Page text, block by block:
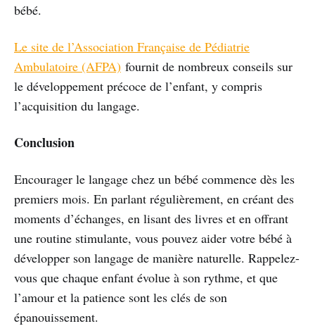
bébé.
Le site de l’Association Française de Pédiatrie
Ambulatoire (AFPA) fournit de nombreux conseils sur
le développement précoce de l’enfant, y compris
l’acquisition du langage.
Conclusion
Encourager le langage chez un bébé commence dès les
premiers mois. En parlant régulièrement, en créant des
moments d’échanges, en lisant des livres et en offrant
une routine stimulante, vous pouvez aider votre bébé à
développer son langage de manière naturelle. Rappelez-
vous que chaque enfant évolue à son rythme, et que
l’amour et la patience sont les clés de son
épanouissement.